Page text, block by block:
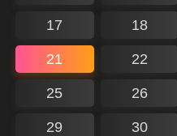
17 18
21 22
25 26
29 30